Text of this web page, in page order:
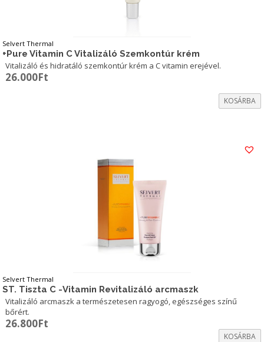
Selvert Thermal
+Pure Vitamin C Vitalizáló Szemkontúr krém
Vitalizáló és hidratáló szemkontúr krém a C vitamin erejével.
26.000Ft
KOSÁRBA
Selvert Thermal
ST. Tiszta C -Vitamin Revitalizáló arcmaszk
Vitalizáló arcmaszk a természetesen ragyogó, egészséges színű
bőrért.
26.800Ft
KOSÁRBA